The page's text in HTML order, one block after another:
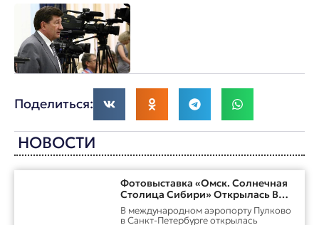
Поделиться:
НОВОСТИ
Фотовыставка «Омск. Солнечная
Столица Сибири» Открылась В
Пулково
В международном аэропорту Пулково
в Санкт-Петербурге открылась